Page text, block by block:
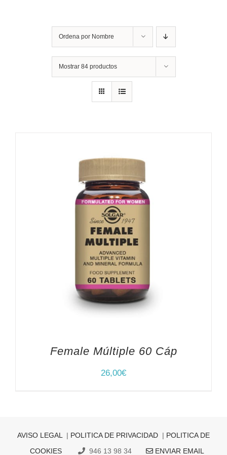
Ordena por Nombre
Mostrar 84 productos
Female Múltiple 60 Cáp
26,00€
AVISO LEGAL | POLITICA DE PRIVACIDAD | POLITICA DE
COOKIES
946 13 98 34 ENVIAR EMAIL